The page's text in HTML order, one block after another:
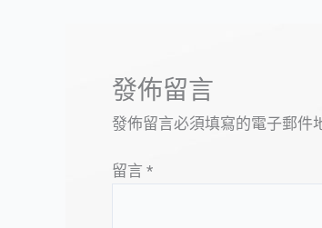
發佈留言
發佈留言必須填寫的電子郵件
留言 *